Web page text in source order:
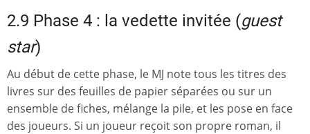
2.9 Phase 4 : la vedette invitée (guest
star)
Au début de cette phase, le MJ note tous les titres des
livres sur des feuilles de papier séparées ou sur un
ensemble de fiches, mélange la pile, et les pose en face
des joueurs. Si un joueur reçoit son propre roman, il